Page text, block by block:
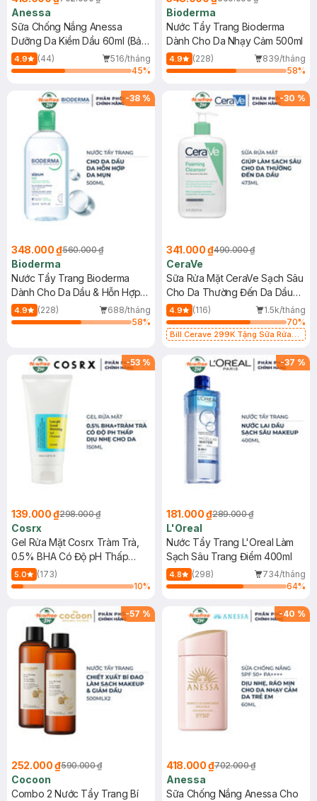
Anessa
Sữa Chống Nắng Anessa
Dưỡng Da Kiềm Dầu 60ml (Bản
Mới)
4.9 (44)
516/tháng
45%
Bioderma
Nước Tẩy Trang Bioderma
Dành Cho Da Nhạy Cảm 500ml
4.9 (228)
839/tháng
58%
-38 %
348.000 ₫560.000 ₫
Bioderma
Nước Tẩy Trang Bioderma
Dành Cho Da Dầu & Hỗn Hợp
500ml
4.9 (228)
688/tháng
58%
-30 %
341.000 ₫490.000 ₫
CeraVe
Sữa Rửa Mặt CeraVe Sạch Sâu
Cho Da Thường Đến Da Dầu
473ml
4.9 (116)
1.5k/tháng
70%
Bill Cerave 299K Tặng Sữa Rửa
-53 %
139.000 ₫298.000 ₫
Cosrx
Gel Rửa Mặt Cosrx Tràm Trà,
0.5% BHA Có Độ pH Thấp
150ml
5.0
(173)
10%
-37 %
181.000 ₫289.000 ₫
L'Oreal
Nước Tẩy Trang L'Oreal Làm
Sạch Sâu Trang Điểm 400ml
4.8 (298)
734/tháng
64%
-57 %
252.000 ₫590.000 ₫
Cocoon
Combo 2 Nước Tẩy Trang Bí
-40 %
418.000 ₫702.000 ₫
Anessa
Sữa Chống Nắng Anessa Cho